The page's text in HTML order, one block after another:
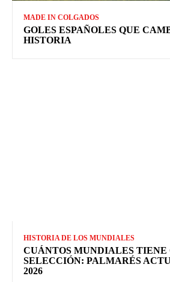
MADE IN COLGADOS
GOLES ESPAÑOLES QUE
HISTORIA
HISTORIA DE LOS MUNDIALES
CUÁNTOS MUNDIALES TIENE
SELECCIÓN: PALMARÉS
2026